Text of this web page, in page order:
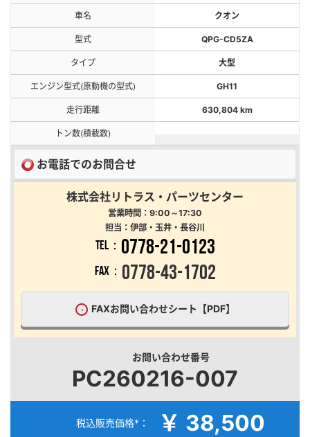
車名 クオン
型式 QPG-CD5ZA
タイプ 大型
エンジン型式(原動機の型式) GH11
走行距離 630,804 km
トン数(積載数)
お電話でのお問合せ
株式会社リトラス・パーツセンター
営業時間：9:00～17:30
担当：伊部・玉井・長谷川
TEL： 0778-21-0123
FAX： 0778-43-1702
FAXお問い合わせシート【PDF】
お問い合わせ番号
PC260216-007
税込販売価格*： ￥ 38,500